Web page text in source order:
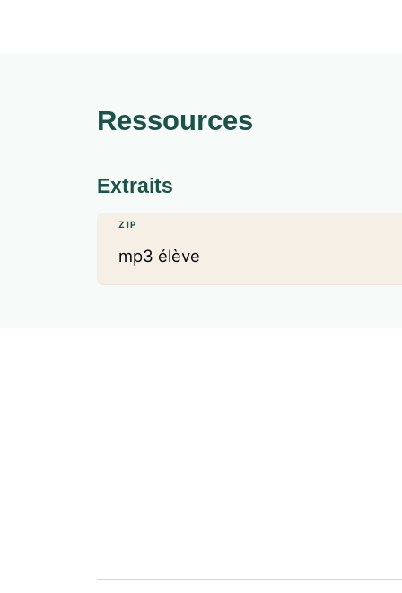
Ressources
Extraits
ZIP
mp3 élève